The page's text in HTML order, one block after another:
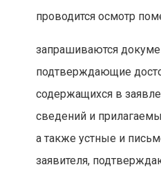
проводится осмотр
запрашиваются
подтверждающие
содержащихся в
сведений и
а также устные и
заявителя,